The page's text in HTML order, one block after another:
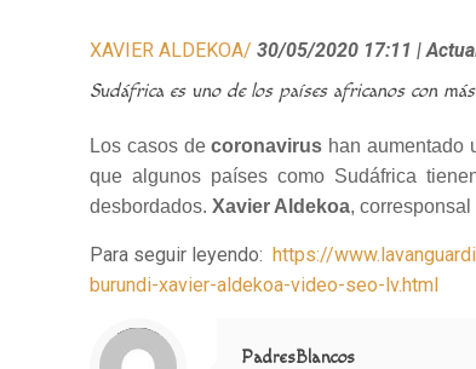
XAVIER ALDEKOA/30/05/2020 17:11 |
Sudáfrica es uno de los países africanos con
Los casos decoronavirus han aumentado
que algunos países como Sudáfrica
desbordados.Xavier Aldekoa,
Para seguir leyendo:https://
burundi-xavier-aldekoa-video-seo-lv.html
Notice
: Trying to access array offset on value of type null in
/home/misioner/public_html/padresblancos/themes/betheme/includes/content-single.php
on line
286
PadresBlancos